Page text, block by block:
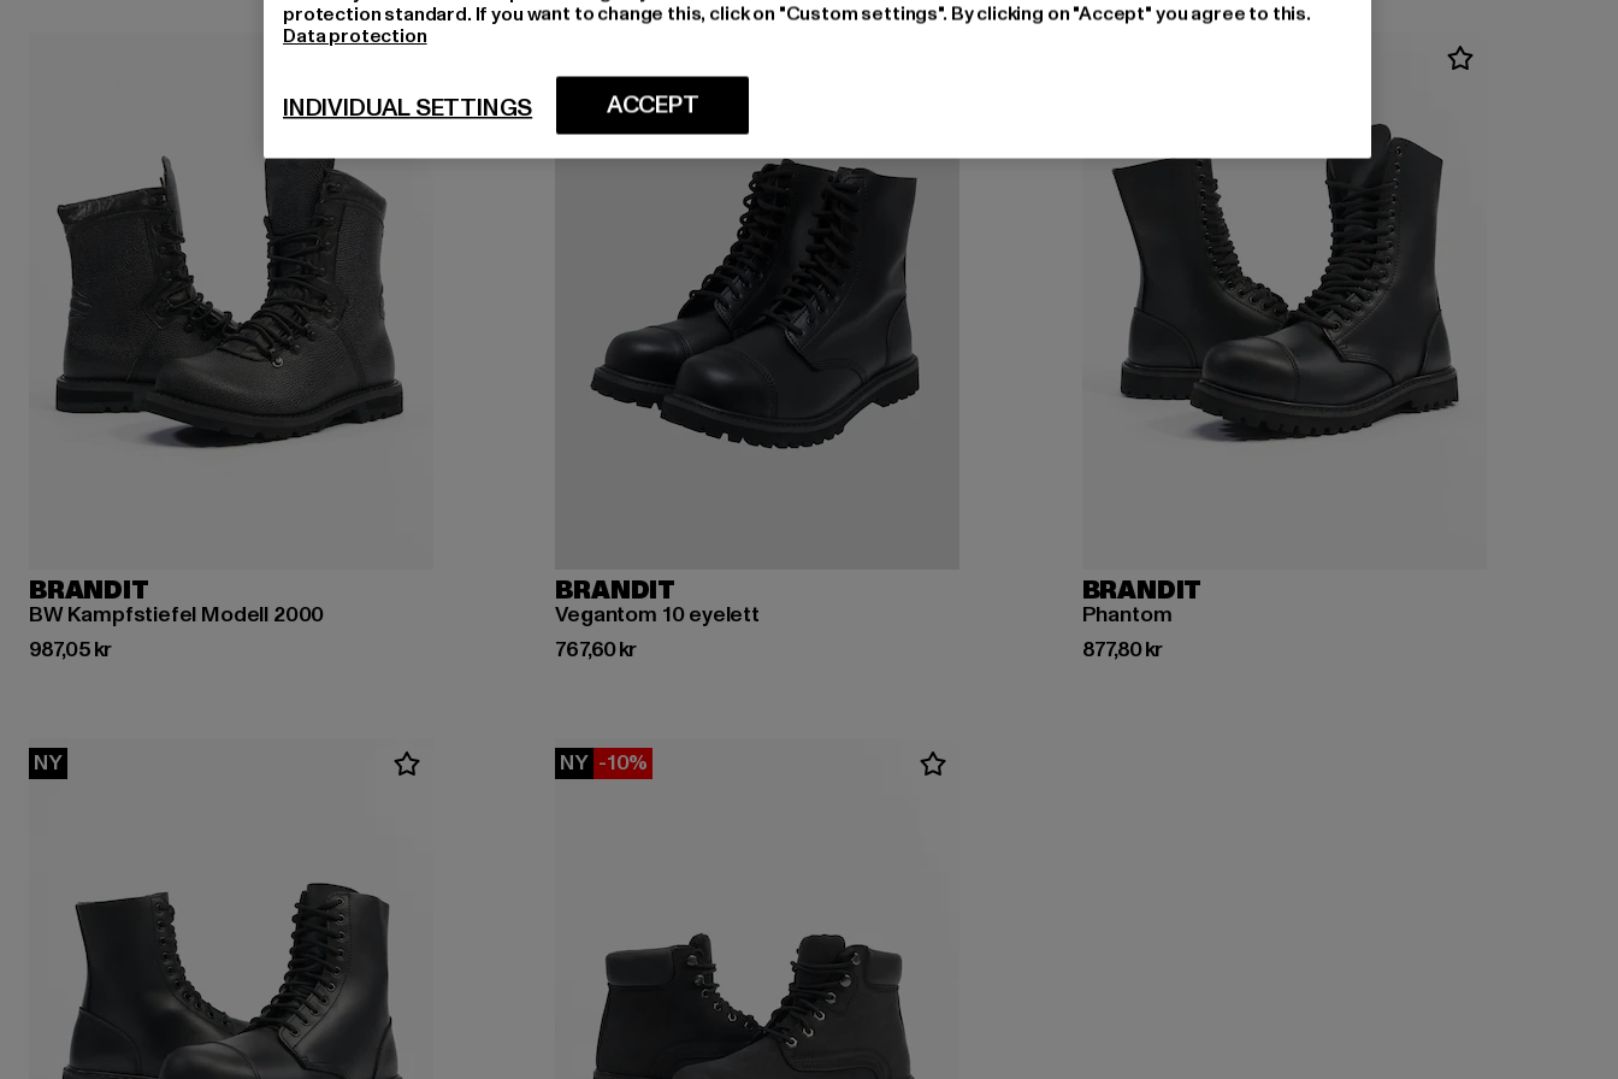
BRANDIT
BW Kampfstiefel Modell 2000
987,05 kr
Nuvarande pris: 987,05 kr
BRANDIT
Vegantom 10 eyelett
767,60 kr
Nuvarande pris: 767,60 kr
BRANDIT
Phantom
877,80 kr
Nuvarande pris: 877,80 kr
NY NY -10%
protection standard. If you want to change this, click on "Custom settings". By clicking on "Accept" you agree to this.
Data protection
ACCEPT
INDIVIDUAL SETTINGS